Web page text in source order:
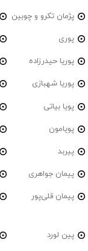
پژمان تکرو و چوبین
پوری
پوریا حیدرزاده
پوریا شهبازی
پویا بیاتی
پویامون
پیربد
پیمان جواهری
پیمان قلی‌پور
پین لورد